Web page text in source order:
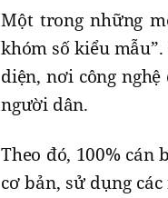
Một trong những
khóm số kiểu
diện, nơi công
người dân.
Theo đó, 100% cán
cơ bản, sử dụng